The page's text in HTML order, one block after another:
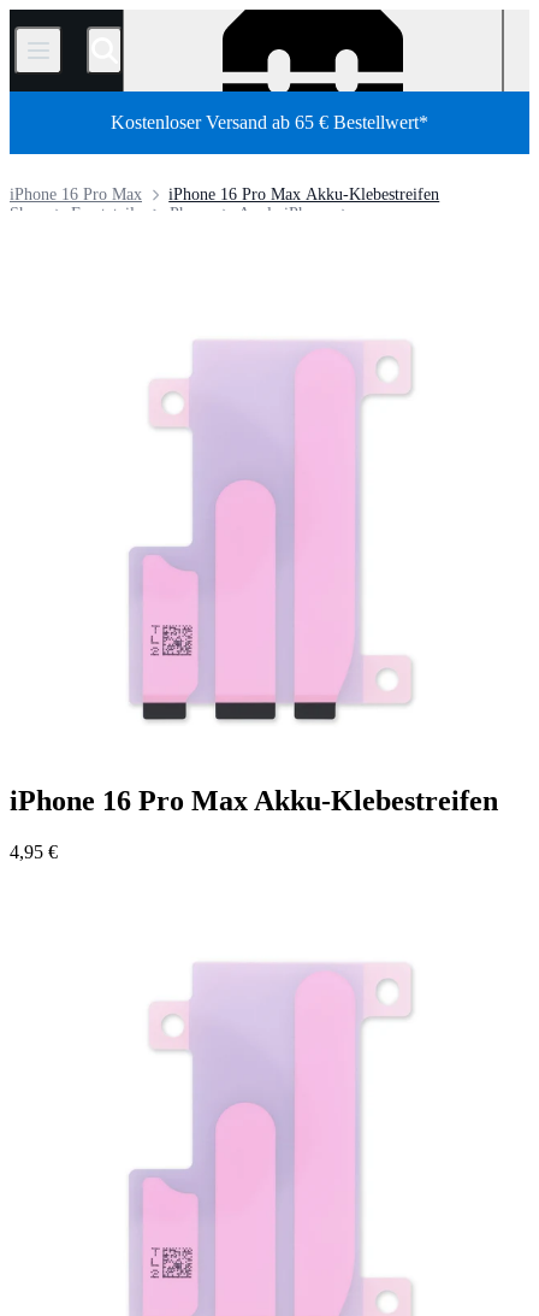
/
Kostenloser Versand ab 65 € Bestellwert*
iPhone 16 Pro Max Akku-Klebestreifen
iPhone 16 Pro Max
Apple iPhone
Phone
Ersatzteile
Shop
iPhone 16 Pro Max Akku-Klebestreifen
4,95 €